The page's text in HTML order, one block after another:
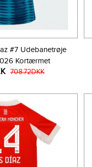
#7 Udebanetrøje
Kortærmet
708.72DKK